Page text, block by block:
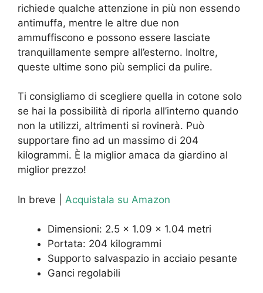
richiede qualche attenzione in più non essendo
antimuffa, mentre le altre due non
ammuffiscono e possono essere lasciate
tranquillamente sempre all’esterno. Inoltre,
queste ultime sono più semplici da pulire.
Ti consigliamo di scegliere quella in cotone solo
se hai la possibilità di riporla all’interno quando
non la utilizzi, altrimenti si rovinerà. Può
supportare fino ad un massimo di 204
kilogrammi. È la miglior amaca da giardino al
miglior prezzo!
In breve | Acquistala su Amazon
Dimensioni: 2.5 x 1.09 x 1.04 metri
Portata: 204 kilogrammi
Supporto salvaspazio in acciaio pesante
Ganci regolabili